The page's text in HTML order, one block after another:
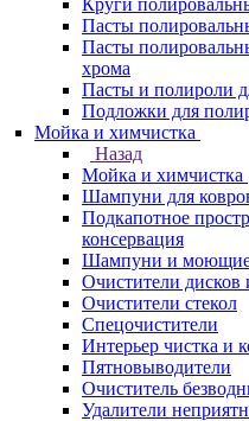
Круги
Пасты
Пасты
хрома
Пасты и полироли
Подложки для
Мойка и химчистка
Назад
Мойка и химчистка
Шампуни для
Подкапотное
консервация
Шампуни и моющие
Очистители дисков
Очистители стекол
Спецочистители
Интерьер чистка и
Пятновыводители
Очиститель
Удалители